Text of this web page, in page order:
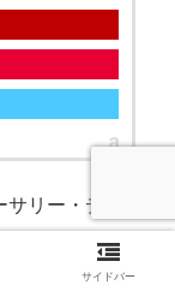
リー・デラッ
ン
サイドバー